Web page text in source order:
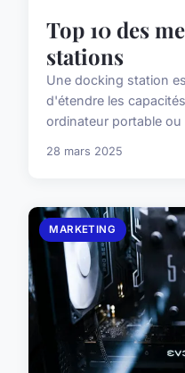
Top 10 des
stations
Une docking station
d'étendre les
ordinateur portable ou
28 mars 2025
MARKETING